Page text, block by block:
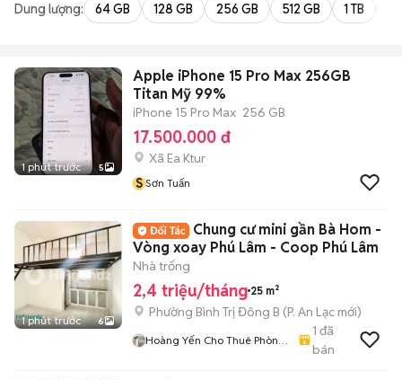
Dung lượng: 64 GB 128 GB 256 GB 512 GB 1 TB
1 phút trước 5
Apple iPhone 15 Pro Max 256GB
Titan Mỹ 99%
iPhone 15 Pro Max 256 GB
17.500.000 đ
Xã Ea Ktur
S Sơn Tuấn
1 phút trước 6
Chung cư mini gần Bà Hom -
Vòng xoay Phú Lâm - Coop Phú Lâm
Nhà trống
2,4 triệu/tháng 25 m²
Phường Bình Trị Đông B (P. An Lạc mới)
Hoàng Yến Cho Thuê Phòng
1 đã
bán